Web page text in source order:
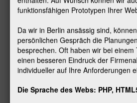
funktionsfähigen Prototypen Ihrer
Da wir in Berlin ansässig sind,
persönlichen Gespräch die
besprechen. Oft haben wir bei einem
einen besseren Eindruck der
individueller auf Ihre Anforderungen
Die Sprache des Webs: PHP,